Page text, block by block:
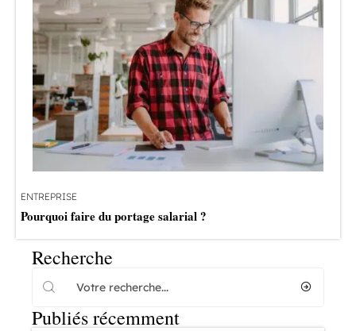
ENTREPRISE
Pourquoi faire du portage salarial ?
Recherche
Publiés récemment